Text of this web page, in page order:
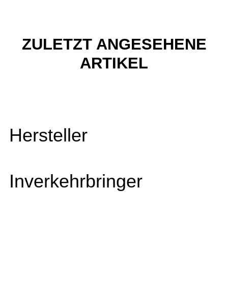
ZULETZT ANGESEHENE
ARTIKEL
Hersteller
Inverkehrbringer